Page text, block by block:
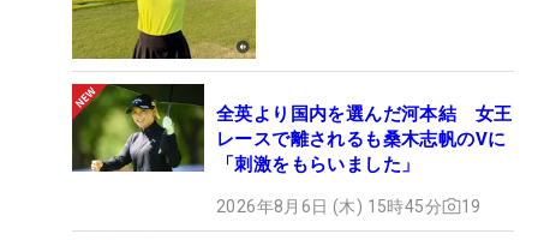
全英より国内を選んだ河本結 女王
レースで離されるも桑木志帆のVに
「刺激をもらいました」
2026年8月6日 (木) 15時45分 19